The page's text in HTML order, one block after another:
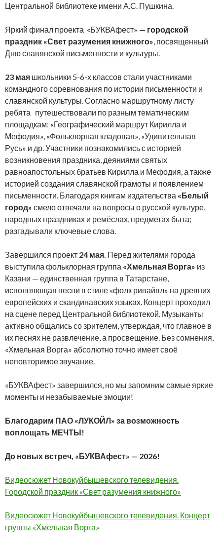
Центральной библиотеке имени А.С. Пушкина.
Яркий финал проекта «БУКВАфест» — городской
праздник «Свет разумения книжного» , посвященный
Дню славянской письменности и культуры.
23 мая школьники 5-6-х классов стали участниками
командного соревнования по истории письменности и
славянской культуры. Согласно маршрутному листу
ребята путешествовали по разным тематическим
площадкам: «Географический маршрут Кирилла и
Мефодия», «Фольклорная кладовая», «Удивительная
Русь» и др. Участники познакомились с историей
возникновения праздника, деяниями святых
равноапостольных братьев Кирилла и Мефодия, а также
историей создания славянской грамоты и появлением
письменности. Благодаря книгам издательства «Белый
город» смело отвечали на вопросы о русской культуре,
народных праздниках и ремёслах, предметах быта;
разгадывали ключевые слова.
Завершился проект 24 мая. Перед жителями города
выступила фольклорная группа «Хмельная Ворга» из
Казани — единственная группа в Татарстане,
исполняющая песни в стиле «фолк ривайвл» на древних
европейских и скандинавских языках. Концерт проходил
на сцене перед Центральной библиотекой. Музыканты
активно общались со зрителем, утверждая, что главное в
их песнях не развлечение, а просвещение. Без сомнения,
«Хмельная Ворга» абсолютно точно имеет своё
неповторимое звучание.
«БУКВАфест» завершился, но мы запомним самые яркие
моменты и незабываемые эмоции!
Благодарим ПАО «ЛУКОЙЛ» за возможность
воплощать МЕЧТЫ!
До новых встреч, «БУКВАфест» — 2026!
Видеосюжет Новокуйбышевского телевидения.
Городской праздник «Свет разумения книжного»
Видеосюжет Новокуйбышевского телевидения. Концерт
группы «Хмельная Ворга»